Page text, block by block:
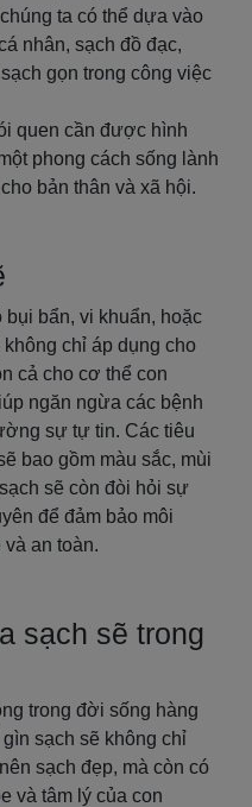
ta có thể dựa vào
nhân, sạch đồ đạc,
gọn trong công việc
quen cần được hình
phong cách sống lành
bản thân và xã hội.
bụi bẩn, vi khuẩn, hoặc
chỉ áp dụng cho
cả cho cơ thể con
ngăn ngừa các bệnh
sự tự tin. Các tiêu
bao gồm màu sắc, mùi
sẽ còn đòi hỏi sự
để đảm bảo môi
an toàn.
sạch sẽ trong
trong đời sống hàng
sạch sẽ không chỉ
sạch đẹp, mà còn có
và tâm lý của con